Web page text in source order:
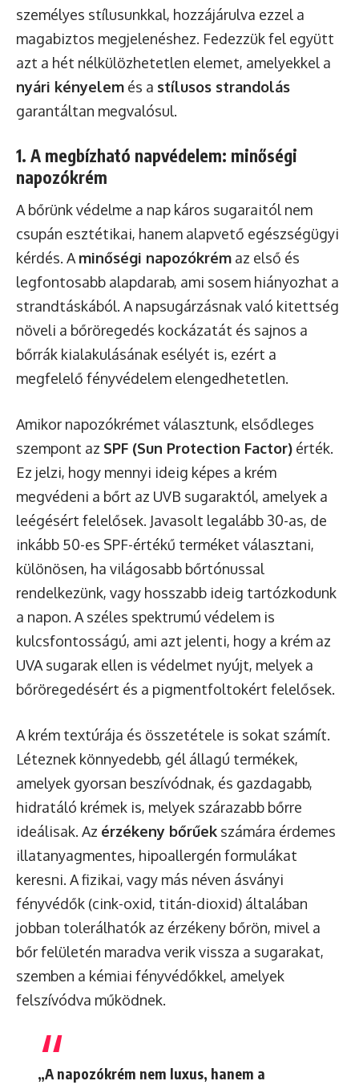
személyes stílusunkkal, hozzájárulva ezzel a
magabiztos megjelenéshez. Fedezzük fel együtt
azt a hét nélkülözhetetlen elemet, amelyekkel a
nyári kényelem és a stílusos strandolás
garantáltan megvalósul.
1. A megbízható napvédelem: minőségi
napozókrém
A bőrünk védelme a nap káros sugaraitól nem
csupán esztétikai, hanem alapvető egészségügyi
kérdés. A minőségi napozókrém az első és
legfontosabb alapdarab, ami sosem hiányozhat a
strandtáskából. A napsugárzásnak való kitettség
növeli a bőröregedés kockázatát és sajnos a
bőrrák kialakulásának esélyét is, ezért a
megfelelő fényvédelem elengedhetetlen.
Amikor napozókrémet választunk, elsődleges
szempont az SPF (Sun Protection Factor) érték.
Ez jelzi, hogy mennyi ideig képes a krém
megvédeni a bőrt az UVB sugaraktól, amelyek a
leégésért felelősek. Javasolt legalább 30-as, de
inkább 50-es SPF-értékű terméket választani,
különösen, ha világosabb bőrtónussal
rendelkezünk, vagy hosszabb ideig tartózkodunk
a napon. A széles spektrumú védelem is
kulcsfontosságú, ami azt jelenti, hogy a krém az
UVA sugarak ellen is védelmet nyújt, melyek a
bőröregedésért és a pigmentfoltokért felelősek.
A krém textúrája és összetétele is sokat számít.
Léteznek könnyedebb, gél állagú termékek,
amelyek gyorsan beszívódnak, és gazdagabb,
hidratáló krémek is, melyek szárazabb bőrre
ideálisak. Az érzékeny bőrűek számára érdemes
illatanyagmentes, hipoallergén formulákat
keresni. A fizikai, vagy más néven ásványi
fényvédők (cink-oxid, titán-dioxid) általában
jobban tolerálhatók az érzékeny bőrön, mivel a
bőr felületén maradva verik vissza a sugarakat,
szemben a kémiai fényvédőkkel, amelyek
felszívódva működnek.
„A napozókrém nem luxus, hanem a